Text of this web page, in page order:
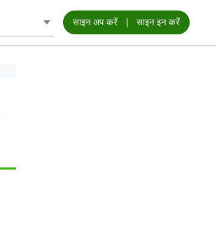
साइन अप करें |साइन इन करें